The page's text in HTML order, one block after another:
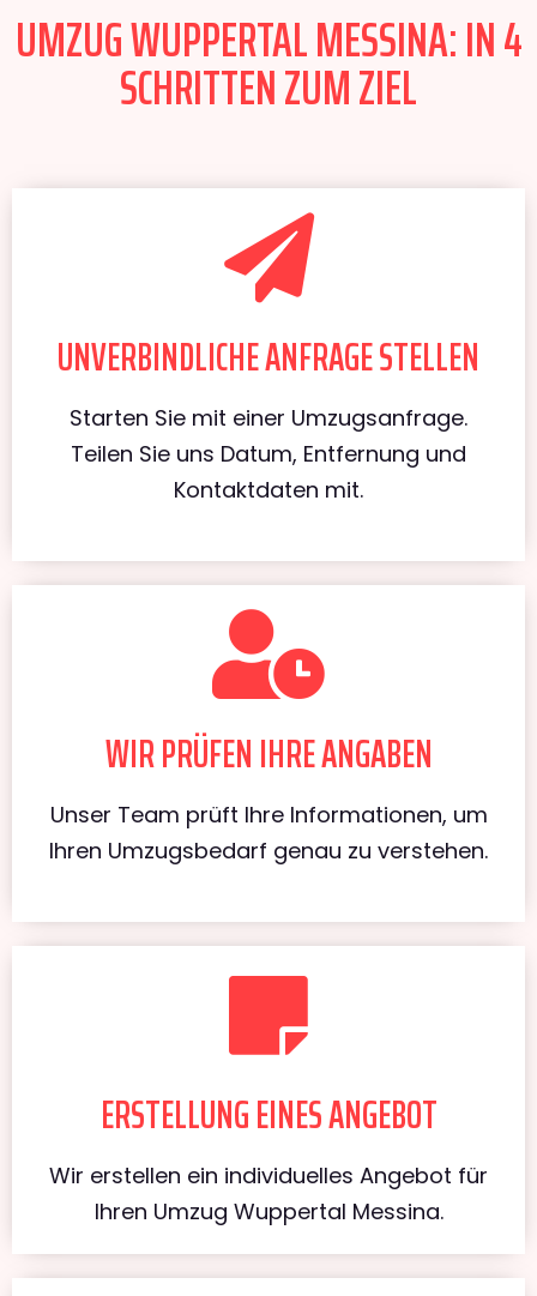
UMZUG WUPPERTAL MESSINA: IN 4
SCHRITTEN ZUM ZIEL
UNVERBINDLICHE ANFRAGE STELLEN
Starten Sie mit einer Umzugsanfrage.
Teilen Sie uns Datum, Entfernung und
Kontaktdaten mit.
WIR PRÜFEN IHRE ANGABEN
Unser Team prüft Ihre Informationen, um
Ihren Umzugsbedarf genau zu verstehen.
ERSTELLUNG EINES ANGEBOT
Wir erstellen ein individuelles Angebot für
Ihren Umzug Wuppertal Messina.